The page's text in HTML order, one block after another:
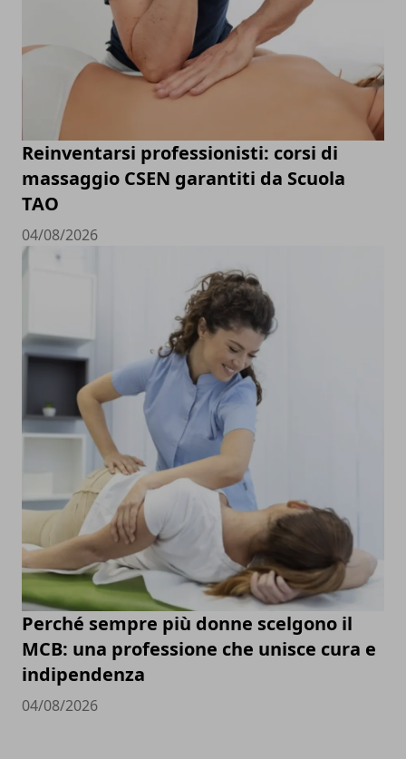
Reinventarsi professionisti: corsi di
massaggio CSEN garantiti da Scuola
TAO
04/08/2026
Perché sempre più donne scelgono il
MCB: una professione che unisce cura e
indipendenza
04/08/2026